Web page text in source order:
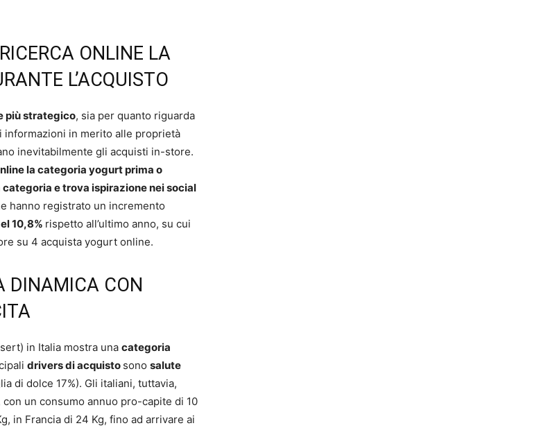
ONLINE LA
L’ACQUISTO
più strategico, sia per quanto riguarda
informazioni in merito alle proprietà
inevitabilmente gli acquisti in-store.
la categoria yogurt prima o
e trova ispirazione nei social
hanno registrato un incremento
10,8% rispetto all’ultimo anno, su cui
su 4 acquista yogurt online.
DINAMICA CON
in Italia mostra una categoria
drivers di acquisto sono salute
di dolce 17%). Gli italiani, tuttavia,
con un consumo annuo pro-capite di 10
in Francia di 24 Kg, fino ad arrivare ai